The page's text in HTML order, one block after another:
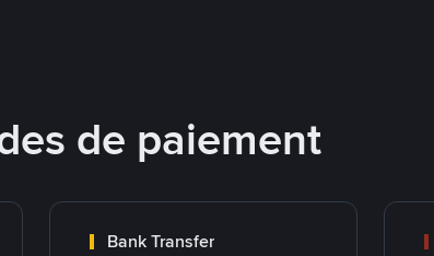
de paiement
Bank Transfer